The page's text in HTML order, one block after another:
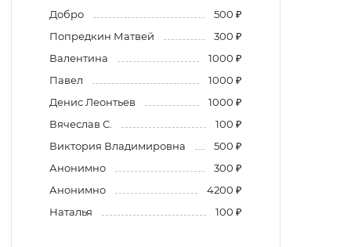
Добро
500 ₽
Попредкин Матвей
300 ₽
Валентина
1000 ₽
Павел
1000 ₽
Денис Леонтьев
1000 ₽
Вячеслав С.
100 ₽
Виктория Владимировна
500 ₽
Анонимно
300 ₽
Анонимно
4200 ₽
Наталья
100 ₽